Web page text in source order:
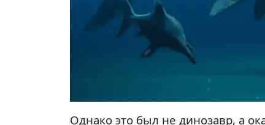
Однако это был не динозавр, а